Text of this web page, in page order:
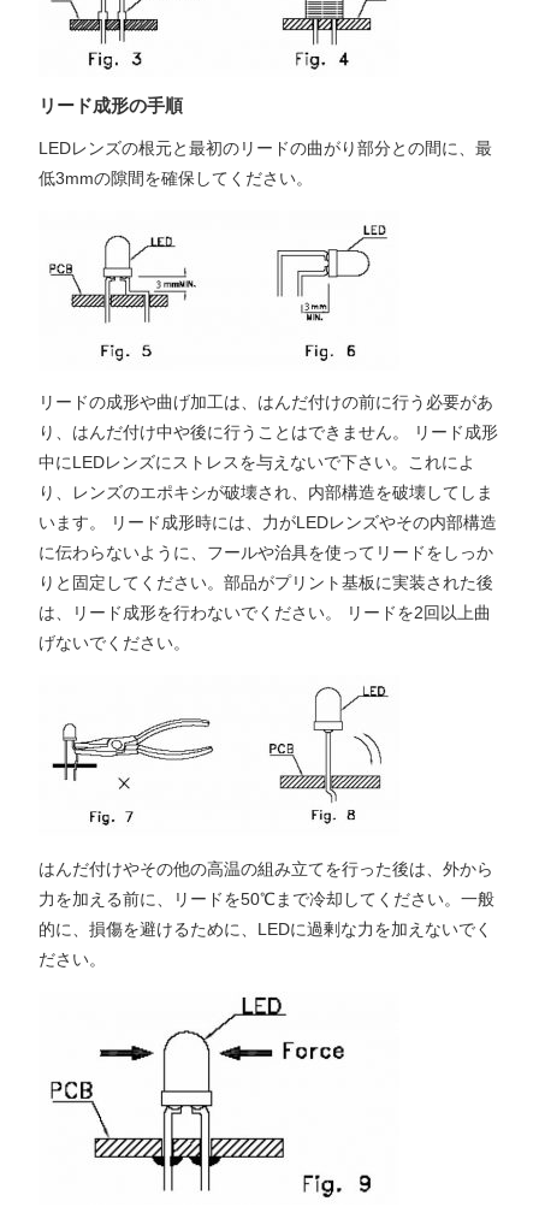
リード成形の手順
LEDレンズの根元と最初のリードの曲がり部分との間に、最
低3mmの隙間を確保してください。
リードの成形や曲げ加工は、はんだ付けの前に行う必要があ
り、はんだ付け中や後に行うことはできません。 リード成形
中にLEDレンズにストレスを与えないで下さい。これによ
り、レンズのエポキシが破壊され、内部構造を破壊してしま
います。 リード成形時には、力がLEDレンズやその内部構造
に伝わらないように、フールや治具を使ってリードをしっか
りと固定してください。部品がプリント基板に実装された後
は、リード成形を行わないでください。 リードを2回以上曲
げないでください。
はんだ付けやその他の高温の組み立てを行った後は、外から
力を加える前に、リードを50℃まで冷却してください。一般
的に、損傷を避けるために、LEDに過剰な力を加えないでく
ださい。